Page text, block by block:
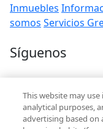
Inmuebles
somos Servicios
Síguenos
Contacto
This website may
analytical purposes,
advertising based